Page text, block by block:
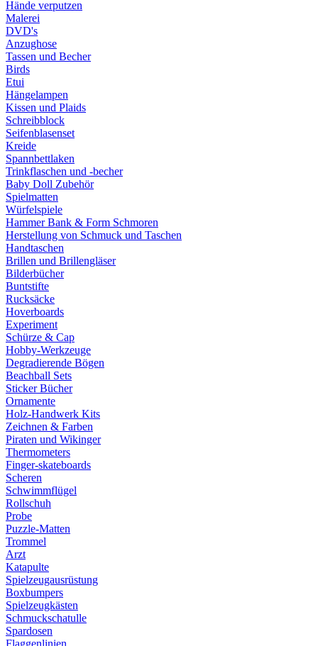
Hände verputzen
Malerei
DVD's
Anzughose
Tassen und Becher
Birds
Etui
Hängelampen
Kissen und Plaids
Schreibblock
Seifenblasenset
Kreide
Spannbettlaken
Trinkflaschen und -becher
Baby Doll Zubehör
Spielmatten
Würfelspiele
Hammer Bank & Form Schmoren
Herstellung von Schmuck und Taschen
Handtaschen
Brillen und Brillengläser
Bilderbücher
Buntstifte
Rucksäcke
Hoverboards
Experiment
Schürze & Cap
Hobby-Werkzeuge
Degradierende Bögen
Beachball Sets
Sticker Bücher
Ornamente
Holz-Handwerk Kits
Zeichnen & Farben
Piraten und Wikinger
Thermometers
Finger-skateboards
Scheren
Schwimmflügel
Rollschuh
Probe
Puzzle-Matten
Trommel
Arzt
Katapulte
Spielzeugausrüstung
Boxbumpers
Spielzeugkästen
Schmuckschatulle
Spardosen
Flaggenlinien